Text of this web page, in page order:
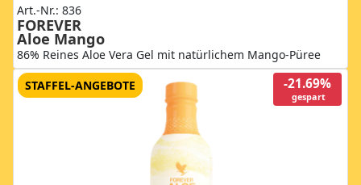
Art.-Nr.: 836
FOREVER
Aloe Mango
86% Reines Aloe Vera Gel mit natürlichem Mango-Püree
-21.69%
gespart
STAFFEL-ANGEBOTE